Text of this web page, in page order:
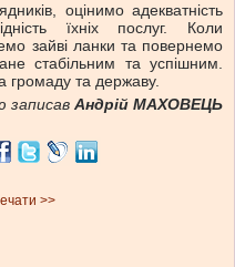
оцінимо адекватність
їхніх послуг. Коли
зайві ланки та повернемо
стабільним та успішним.
громаду та державу.
записав Андрій МАХОВЕЦЬ
>>